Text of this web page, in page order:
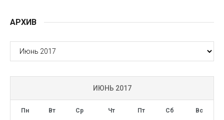
АРХИВ
АРХИВ
ИЮНЬ 2017
Пн Вт Ср Чт Пт Сб Вс